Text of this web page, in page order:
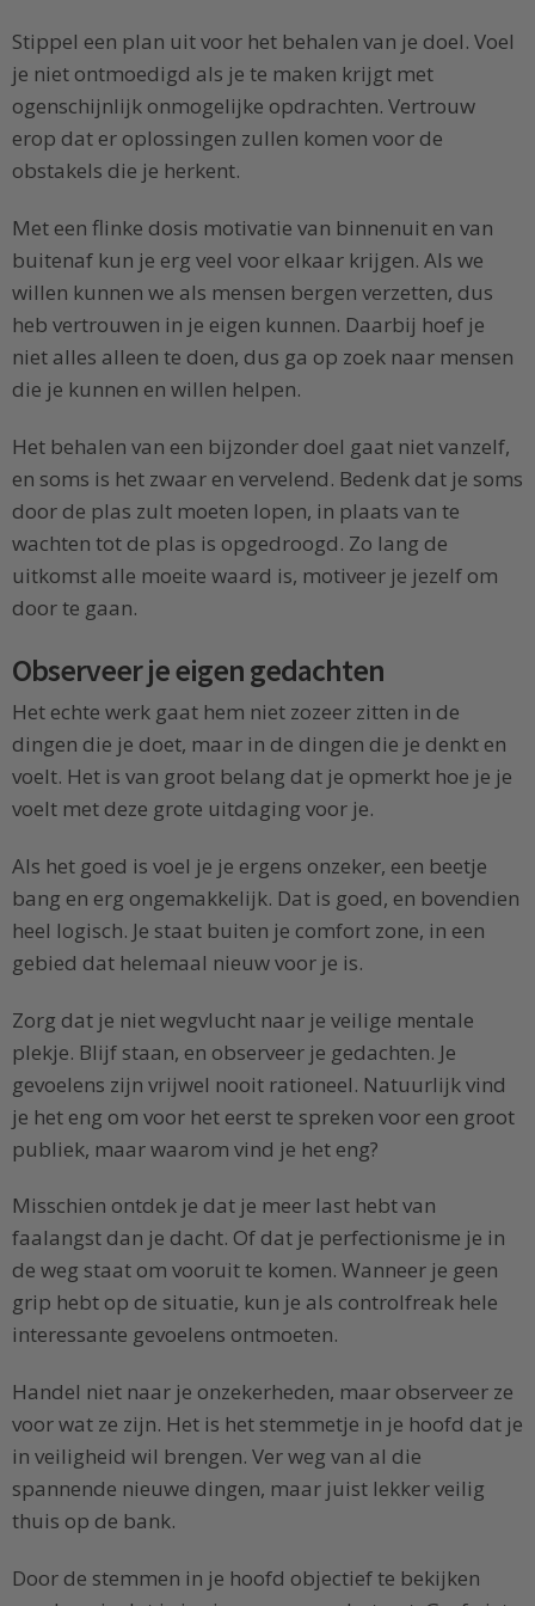
Stippel een plan uit voor het behalen van je doel. Voel
je niet ontmoedigd als je te maken krijgt met
ogenschijnlijk onmogelijke opdrachten. Vertrouw
erop dat er oplossingen zullen komen voor de
obstakels die je herkent.
Met een flinke dosis motivatie van binnenuit en van
buitenaf kun je erg veel voor elkaar krijgen. Als we
willen kunnen we als mensen bergen verzetten, dus
heb vertrouwen in je eigen kunnen. Daarbij hoef je
niet alles alleen te doen, dus ga op zoek naar mensen
die je kunnen en willen helpen.
Het behalen van een bijzonder doel gaat niet vanzelf,
en soms is het zwaar en vervelend. Bedenk dat je soms
door de plas zult moeten lopen, in plaats van te
wachten tot de plas is opgedroogd. Zo lang de
uitkomst alle moeite waard is, motiveer je jezelf om
door te gaan.
Observeer je eigen gedachten
Het echte werk gaat hem niet zozeer zitten in de
dingen die je doet, maar in de dingen die je denkt en
voelt. Het is van groot belang dat je opmerkt hoe je je
voelt met deze grote uitdaging voor je.
Als het goed is voel je je ergens onzeker, een beetje
bang en erg ongemakkelijk. Dat is goed, en bovendien
heel logisch. Je staat buiten je comfort zone, in een
gebied dat helemaal nieuw voor je is.
Zorg dat je niet wegvlucht naar je veilige mentale
plekje. Blijf staan, en observeer je gedachten. Je
gevoelens zijn vrijwel nooit rationeel. Natuurlijk vind
je het eng om voor het eerst te spreken voor een groot
publiek, maar waarom vind je het eng?
Misschien ontdek je dat je meer last hebt van
faalangst dan je dacht. Of dat je perfectionisme je in
de weg staat om vooruit te komen. Wanneer je geen
grip hebt op de situatie, kun je als controlfreak hele
interessante gevoelens ontmoeten.
Handel niet naar je onzekerheden, maar observeer ze
voor wat ze zijn. Het is het stemmetje in je hoofd dat je
in veiligheid wil brengen. Ver weg van al die
spannende nieuwe dingen, maar juist lekker veilig
thuis op de bank.
Door de stemmen in je hoofd objectief te bekijken